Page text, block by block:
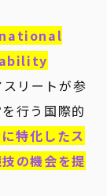
リートが参
行う国際的
特化したス
の機会を提